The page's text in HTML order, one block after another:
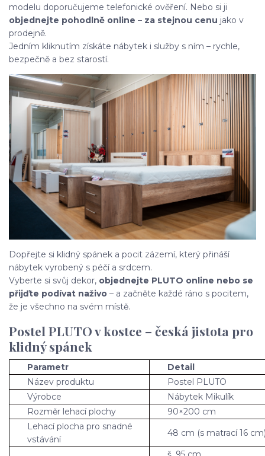
modelu doporučujeme telefonické ověření. Nebo si ji
objednejte pohodlně online – za stejnou cenu jako v
prodejně.
Jedním kliknutím získáte nábytek i služby s ním – rychle,
bezpečně a bez starostí.
Dopřejte si klidný spánek a pocit zázemí, který přináší
nábytek vyrobený s péčí a srdcem.
Vyberte si svůj dekor, objednejte PLUTO online nebo se
přijďte podívat naživo – a začněte každé ráno s pocitem,
že je všechno na svém místě.
Postel PLUTO v kostce – česká jistota pro
klidný spánek
Parametr
Detail
Název produktu
Postel PLUTO
Výrobce
Nábytek Mikulík
Rozměr lehací plochy
90×200 cm
Lehací plocha pro snadné
vstávání
48 cm (s matrací 16